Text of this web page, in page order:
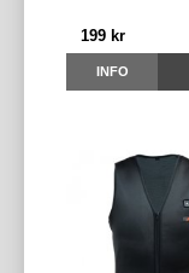
199 kr
INFO